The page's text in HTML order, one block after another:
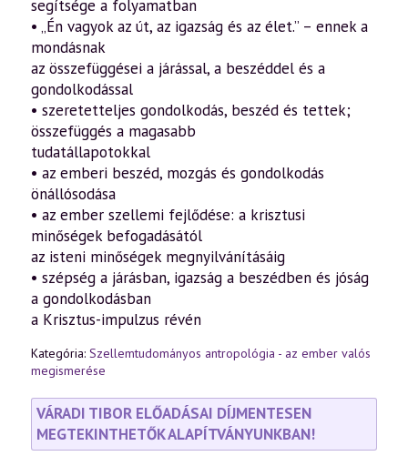
segítsége a folyamatban
• „Én vagyok az út, az igazság és az élet.” – ennek a
mondásnak
az összefüggései a járással, a beszéddel és a
gondolkodással
• szeretetteljes gondolkodás, beszéd és tettek;
összefüggés a magasabb
tudatállapotokkal
• az emberi beszéd, mozgás és gondolkodás
önállósodása
• az ember szellemi fejlődése: a krisztusi
minőségek befogadásától
az isteni minőségek megnyilvánításáig
• szépség a járásban, igazság a beszédben és jóság
a gondolkodásban
a Krisztus-impulzus révén
Kategória: Szellemtudományos antropológia - az ember valós
megismerése
VÁRADI TIBOR ELŐADÁSAI DÍJMENTESEN
MEGTEKINTHETŐK ALAPÍTVÁNYUNKBAN!